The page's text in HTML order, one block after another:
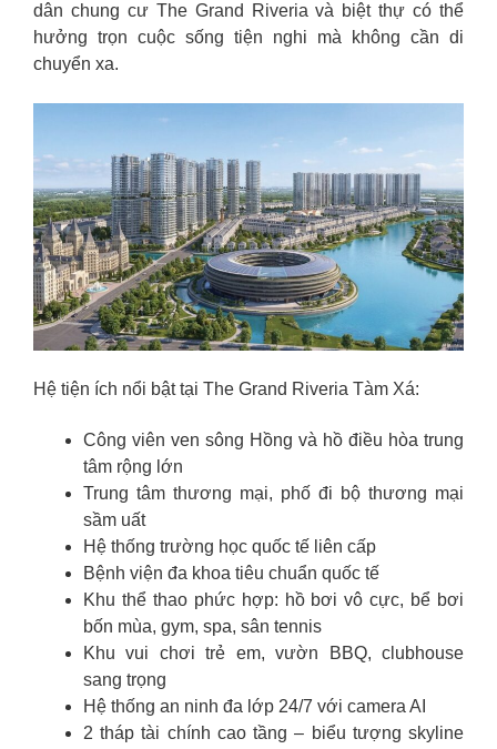
dân chung cư The Grand Riveria và biệt thự có thể
hưởng trọn cuộc sống tiện nghi mà không cần di
chuyển xa.
Hệ tiện ích nổi bật tại The Grand Riveria Tàm Xá:
Công viên ven sông Hồng và hồ điều hòa trung
tâm rộng lớn
Trung tâm thương mại, phố đi bộ thương mại
sầm uất
Hệ thống trường học quốc tế liên cấp
Bệnh viện đa khoa tiêu chuẩn quốc tế
Khu thể thao phức hợp: hồ bơi vô cực, bể bơi
bốn mùa, gym, spa, sân tennis
Khu vui chơi trẻ em, vườn BBQ, clubhouse
sang trọng
Hệ thống an ninh đa lớp 24/7 với camera AI
2 tháp tài chính cao tầng – biểu tượng skyline